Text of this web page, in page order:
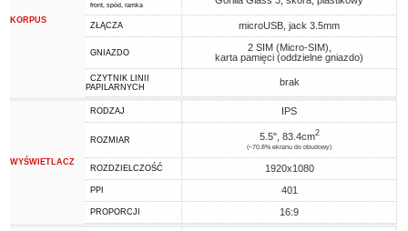
KORPUS
front, spód, ramka
ZŁĄCZA microUSB, jack 3.5mm
GNIAZDO
2 SIM (Micro-SIM),
karta pamięci (oddzielne gniazdo)
CZYTNIK LINII
PAPILARNYCH
brak
WYŚWIETLACZ
RODZAJ IPS
ROZMIAR 5.5", 83.4cm2
(~70.8% ekranu do obudowy)
ROZDZIELCZOŚĆ 1920x1080
PPI 401
PROPORCJI 16:9